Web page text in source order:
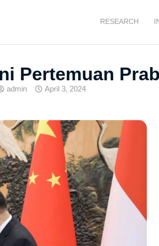
RESEARCH
Pertemuan
admin April 3, 2024